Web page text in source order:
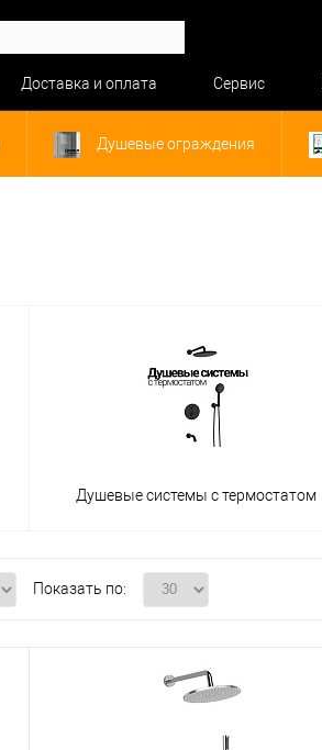
Доставка и оплата Сервис
Душевые ограждения
Душевые системы с термостатом
Показать по: